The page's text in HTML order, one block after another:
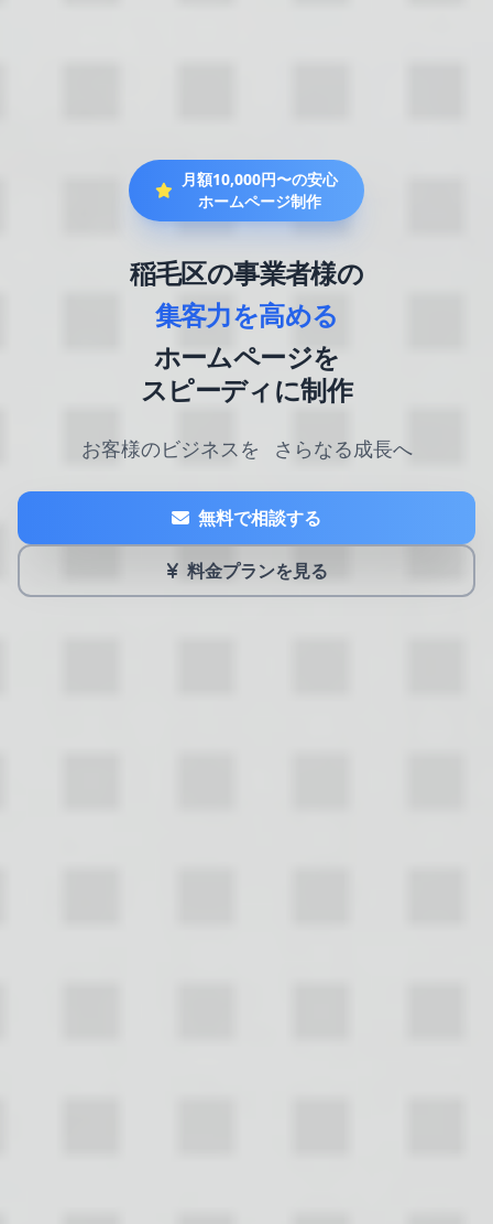
月額10,000円〜の安心
ホームページ制作
稲毛区の事業者様の
集客力を高める
ホームページを
スピーディに制作
お客様のビジネスを さらなる成長へ
無料で相談する
料金プランを見る